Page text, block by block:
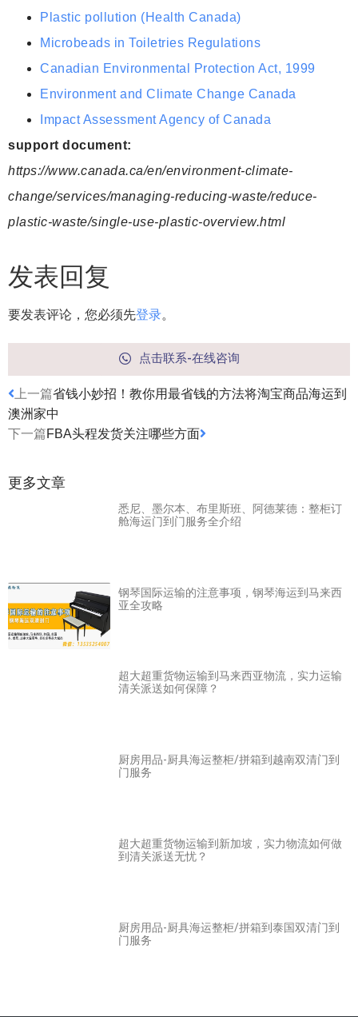
Plastic pollution (Health Canada)
Microbeads in Toiletries Regulations
Canadian Environmental Protection Act, 1999
Environment and Climate Change Canada
Impact Assessment Agency of Canada
support document:
https://www.canada.ca/en/environment-climate-
change/services/managing-reducing-waste/reduce-
plastic-waste/single-use-plastic-overview.html
发表回复
要发表评论，您必须先登录。
点击联系-在线咨询
上一篇省钱小妙招！教你用最省钱的方法将淘宝商品海运到
澳洲家中
下一篇FBA头程发货关注哪些方面
更多文章
悉尼、墨尔本、布里斯班、阿德莱德：整柜订
舱海运门到门服务全介绍
钢琴国际运输的注意事项，钢琴海运到马来西
亚全攻略
超大超重货物运输到马来西亚物流，实力运输
清关派送如何保障？
厨房用品-厨具海运整柜/拼箱到越南双清门到
门服务
超大超重货物运输到新加坡，实力物流如何做
到清关派送无忧？
厨房用品-厨具海运整柜/拼箱到泰国双清门到
门服务